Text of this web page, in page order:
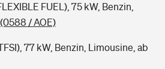
FUEL), 75 kW, Benzin,
(0588 / AOE)
77 kW, Benzin, Limousine, ab